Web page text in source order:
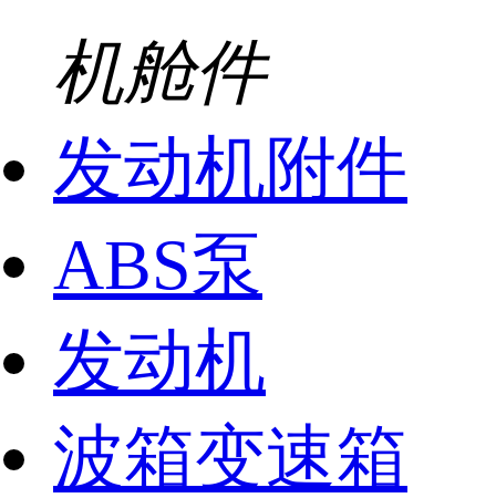
机舱件
发动机附件
ABS泵
发动机
波箱变速箱